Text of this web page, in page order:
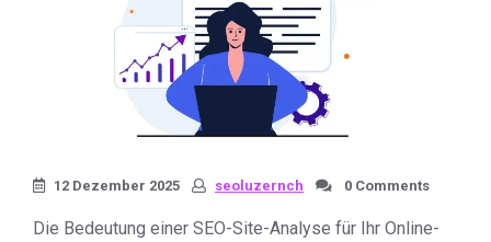
12 Dezember 2025 seoluzernch 0 Comments
Die Bedeutung einer SEO-Site-Analyse für Ihr Online-